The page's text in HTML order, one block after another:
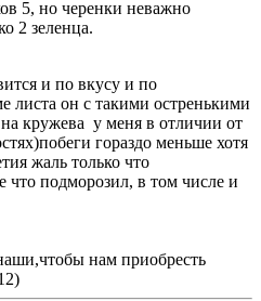
5, но черенки неважно
2 зеленца.
и по вкусу и по
листа он с такими остренькими
кружева у меня в отличии от
гораздо меньше хотя
жаль только что
что подморозил, в том числе и
нам приобресть